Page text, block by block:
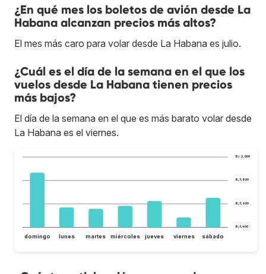
¿En qué mes los boletos de avión desde La
Habana alcanzan precios más altos?
El mes más caro para volar desde La Habana es julio.
¿Cuál es el día de la semana en el que los
vuelos desde La Habana tienen precios
más bajos?
El día de la semana en el que es más barato volar desde
La Habana es el viernes.
B/.1,400
B/.1,600
B/.1,800
B/.2,000
domingo lunes martes miércoles jueves viernes sábado